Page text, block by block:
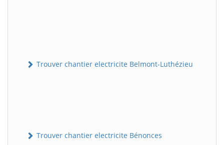
Trouver chantier electricite Belmont-Luthézieu
Trouver chantier electricite Bénonces